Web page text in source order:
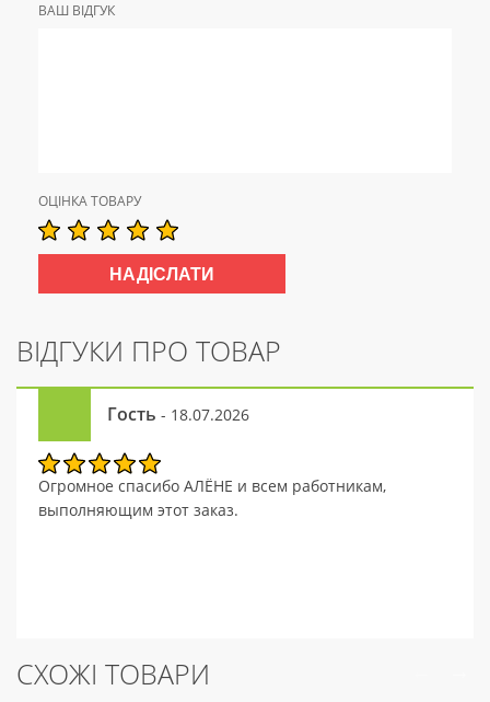
ВАШ ВІДГУК
ОЦІНКА ТОВАРУ
ВІДГУКИ ПРО ТОВАР
Гость - 18.07.2026
Огромное спасибо АЛЁНЕ и всем работникам,
выполняющим этот заказ.
СХОЖІ ТОВАРИ